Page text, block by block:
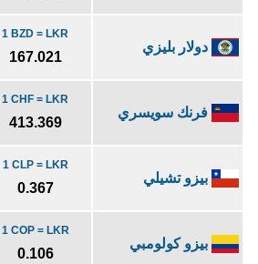
دولار بليزي
1 BZD = LKR
167.021
فرنك سويسري
1 CHF = LKR
413.369
بيزو تشيلي
1 CLP = LKR
0.367
بيزو كولومبي
1 COP = LKR
0.106